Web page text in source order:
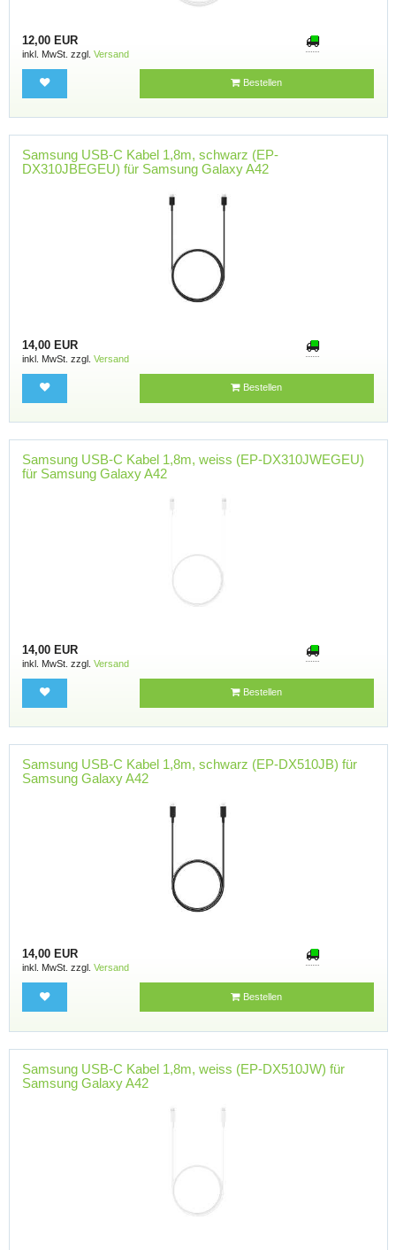
12,00 EUR
inkl. MwSt. zzgl. Versand
Bestellen
Samsung USB-C Kabel 1,8m, schwarz (EP-
DX310JBEGEU) für Samsung Galaxy A42
14,00 EUR
inkl. MwSt. zzgl. Versand
Bestellen
Samsung USB-C Kabel 1,8m, weiss (EP-DX310JWEGEU)
für Samsung Galaxy A42
14,00 EUR
inkl. MwSt. zzgl. Versand
Bestellen
Samsung USB-C Kabel 1,8m, schwarz (EP-DX510JB) für
Samsung Galaxy A42
14,00 EUR
inkl. MwSt. zzgl. Versand
Bestellen
Samsung USB-C Kabel 1,8m, weiss (EP-DX510JW) für
Samsung Galaxy A42